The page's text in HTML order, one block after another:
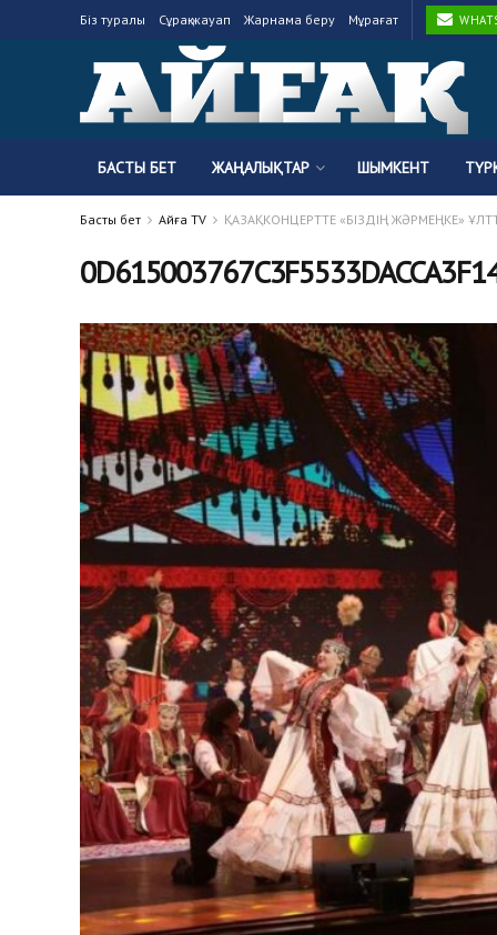
Біз туралы Сұрақ-жауап Жарнама беру Мұрағат
БАСТЫ БЕТ ЖАҢАЛЫҚТАР ШЫМКЕНТ
Басты бет Айғақ TV ҚАЗАҚКОНЦЕРТТЕ «БІЗДІҢ ЖӘРМЕҢКЕ»